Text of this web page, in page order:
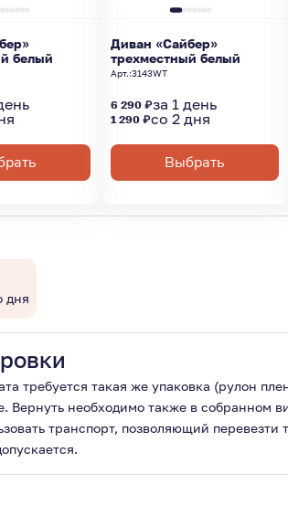
белый
Диван «Сайбер»
трехместный белый
Арт.:3143WT
6 290 ₽за 1 день
1 290 ₽со 2 дня
Выбрать
дня
требуется такая же упаковка (рулон
Вернуть необходимо также в собранном
транспорт, позволяющий